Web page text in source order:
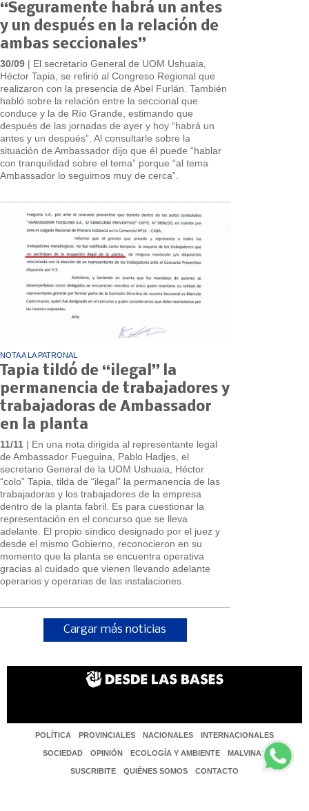
“Seguramente habrá un antes
y un después en la relación de
ambas seccionales”
30/09 | El secretario General de UOM Ushuaia,
Héctor Tapia, se refirió al Congreso Regional que
realizaron con la presencia de Abel Furlán. También
habló sobre la relación entre la seccional que
conduce y la de Río Grande, estimando que
después de las jornadas de ayer y hoy “habrá un
antes y un después”. Al consultarle sobre la
situación de Ambassador dijo que él puede “hablar
con tranquilidad sobre el tema” porque “al tema
Ambassador lo seguimos muy de cerca”.
NOTA A LA PATRONAL
Tapia tildó de “ilegal” la
permanencia de trabajadores y
trabajadoras de Ambassador
en la planta
11/11 | En una nota dirigida al representante legal
de Ambassador Fueguina, Pablo Hadjes, el
secretario General de la UOM Ushuaia, Héctor
“colo” Tapia, tilda de “ilegal” la permanencia de las
trabajadoras y los trabajadores de la empresa
dentro de la planta fabril. Es para cuestionar la
representación en el concurso que se lleva
adelante. El propio síndico designado por el juez y
desde el mismo Gobierno, reconocieron en su
momento que la planta se encuentra operativa
gracias al cuidado que vienen llevando adelante
operarios y operarias de las instalaciones.
Cargar más noticias
POLÍTICA PROVINCIALES NACIONALES INTERNACIONALES
SOCIEDAD OPINIÓN ECOLOGÍA Y AMBIENTE MALVINAS
SUSCRIBITE QUIÉNES SOMOS CONTACTO